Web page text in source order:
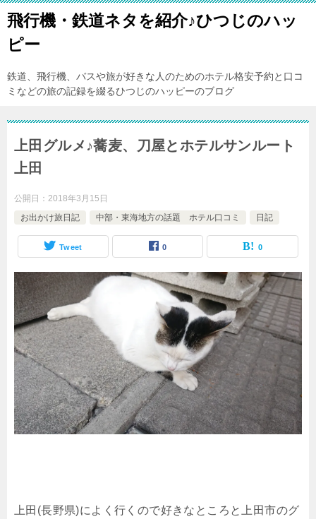
飛行機・鉄道ネタを紹介♪ひつじのハッ
ピー
鉄道、飛行機、バスや旅が好きな人のためのホテル格安予約と口コ
ミなどの旅の記録を綴るひつじのハッピーのブログ
上田グルメ♪蕎麦、刀屋とホテルサンルート
上田
公開日： 2018年3月15日
お出かけ旅日記
中部・東海地方の話題 ホテル口コミ 日記
Tweet 0 0
上田(長野県)によく行くので好きなところと上田市のグ